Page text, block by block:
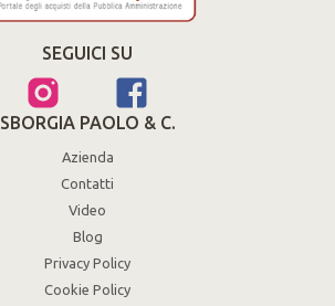
SEGUICI SU
SBORGIA PAOLO & C.
Azienda
Contatti
Video
Blog
Privacy Policy
Cookie Policy